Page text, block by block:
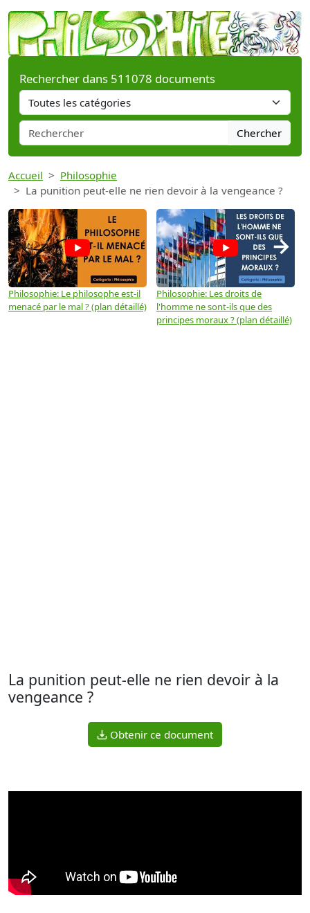
Rechercher dans 511078 documents
Chercher
Accueil
Philosophie
La punition peut-elle ne rien devoir à la vengeance ?
Philosophie: Le philosophe est-il
menacé par le mal ? (plan détaillé)
Philosophie: Les droits de
l'homme ne sont-ils que des
principes moraux ? (plan détaillé)
→
La punition peut-elle ne rien devoir à la
vengeance ?
Obtenir ce document